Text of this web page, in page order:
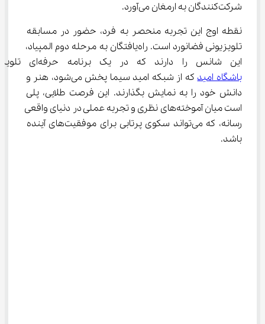
شرکت‌کنندگان به ارمغان می‌آورد.
نقطه اوج این تجربه منحصر به فرد، حضور در مسابقه
تلویزیونی فضانورد است. راه‌یافتگان به مرحله دوم المپیاد،
این شانس را دارند که در یک برنامه حرفه‌ای تلویزیونی بنام
باشگاه امید
که از شبکه امید سیما پخش می‌شود، هنر و
دانش خود را به نمایش بگذارند. این فرصت طلایی، پلی
است میان آموخته‌های نظری و تجربه عملی در دنیای واقعی
رسانه، که می‌تواند سکوی پرتابی برای موفقیت‌های آینده
باشد.